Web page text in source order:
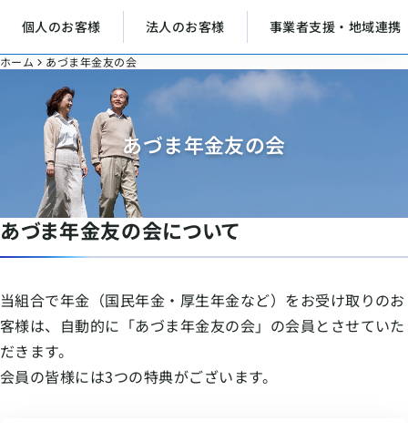
個人のお客様 法人のお客様 事業者支援・地域連携
ホーム あづま年金友の会
あづま年金友の会
あづま年金友の会について
当組合で年金（国民年金・厚生年金など）をお受け取りのお
客様は、自動的に「あづま年金友の会」の会員とさせていた
だきます。
会員の皆様には3つの特典がございます。